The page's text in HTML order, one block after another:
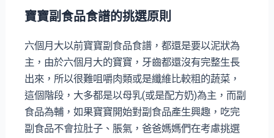
寶寶副食品食譜的挑選原則
六個月大以前寶寶副食品食譜，都還是要以泥狀為
主，由於六個月大的寶寶，牙齒都還沒有完整生長
出來，所以很難咀嚼肉類或是纖維比較粗的蔬菜，
這個階段，大多都是以母乳(或是配方奶)為主，而副
食品為輔，如果寶寶開始對副食品產生興趣，吃完
副食品不會拉肚子、脹氣，爸爸媽媽們在考慮挑選